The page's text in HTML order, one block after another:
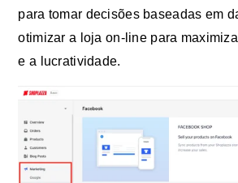
para tomar decisões baseadas em
otimizar a loja on-line para
e a lucratividade.